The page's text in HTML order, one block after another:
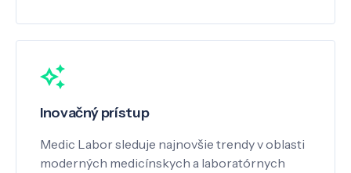
Inovačný prístup
Medic Labor sleduje najnovšie trendy v oblasti
moderných medicínskych a laboratórnych